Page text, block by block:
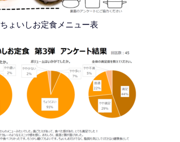
ちょいしお定食メニュー表